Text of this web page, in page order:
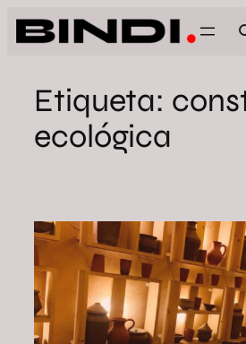
Saltar
al
Etiqueta:
ecológica